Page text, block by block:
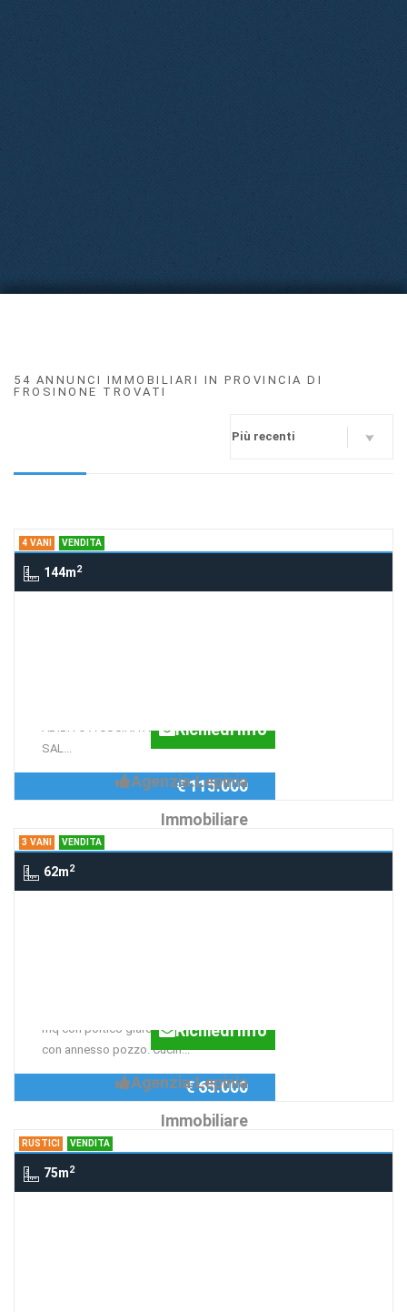
54 ANNUNCI IMMOBILIARI IN PROVINCIA DI
FROSINONE TROVATI
4 VANI VENDITA
144m2
ADIBITO A CUCINA ABITABILE, UNO A
SAL...
Richiedi Info
Agenzia:Lepinia
Immobiliare
€ 115.000
3 VANI VENDITA
62m2
mq con portico giardino/corte privato
con annesso pozzo. Cucin...
Richiedi Info
Agenzia:Lepinia
Immobiliare
€ 65.000
RUSTICI VENDITA
75m2